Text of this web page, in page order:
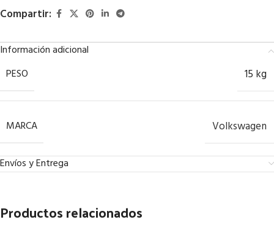
Compartir:
Información adicional
PESO
15 kg
MARCA Volkswagen
Envíos y Entrega
Productos relacionados